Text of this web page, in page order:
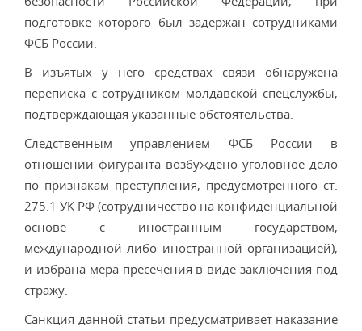
подготовке которого был задержан сотрудниками
ФСБ России.
В изъятых у него средствах связи обнаружена
переписка с сотрудником молдавской спецслужбы,
подтверждающая указанные обстоятельства.
Следственным управлением ФСБ России в
отношении фигуранта возбуждено уголовное дело
по признакам преступления, предусмотренного ст.
275.1 УК РФ (сотрудничество на конфиденциальной
основе с иностранным государством,
международной либо иностранной организацией),
и избрана мера пресечения в виде заключения под
стражу.
Санкция данной статьи предусматривает наказание